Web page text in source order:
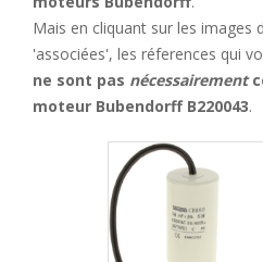
Mais en cliquant sur les images
'associées', les réferences qui
ne sont pas nécessairement
moteur Bubendorff B220043.